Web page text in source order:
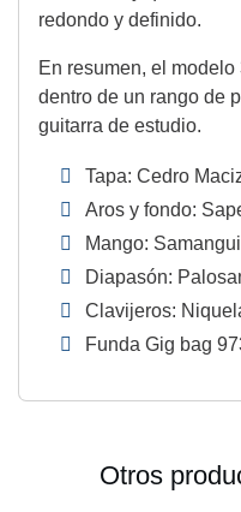
redondo y definido.
En resumen, el
dentro de un rango de
guitarra de estudio.
Tapa: Cedro
Aros y fondo:
Mango:
Diapasón:
Clavijeros:
Funda Gig bag
Otros